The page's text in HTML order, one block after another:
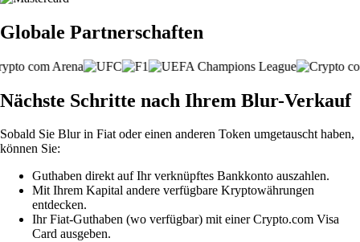
Globale Partnerschaften
Nächste Schritte nach Ihrem Blur-Verkauf
Sobald Sie Blur in Fiat oder einen anderen Token umgetauscht haben,
können Sie:
Guthaben direkt auf Ihr verknüpftes Bankkonto auszahlen.
Mit Ihrem Kapital andere verfügbare Kryptowährungen
entdecken.
Ihr Fiat-Guthaben (wo verfügbar) mit einer Crypto.com Visa
Card ausgeben.